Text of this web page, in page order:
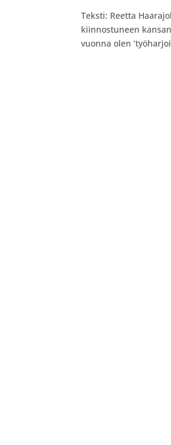
Teksti: Reetta
kiinnostuneen
vuonna olen